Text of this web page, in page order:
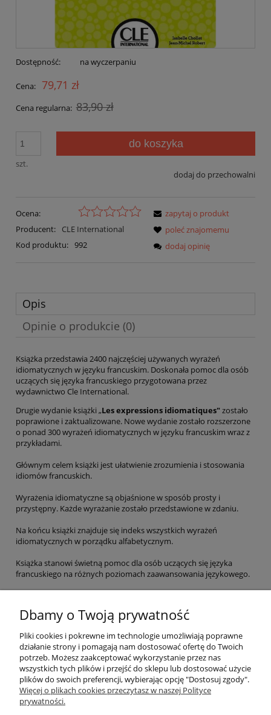
Dostępność: na wyczerpaniu
Cena: 79,71 zł
Cena regularna: 83,90 zł
szt.
do koszyka
dodaj do przechowalni
Ocena:
Producent:
CLE International
Kod produktu: 992
zapytaj o produkt
poleć znajomemu
dodaj opinię
Opis
Opinie o produkcie (0)
Książka przedstawia 2400 najczęściej używanych wyrażeń
idiomatycznych w języku francuskim. Doskonała pomoc dla osób
uczących się języka francuskiego przygotowana przez
wydawnictwo Cle International.
Drugie wydanie książki „Les expressions idiomatiques"zostało
poprawione i zaktualizowane. Nowe wydanie zostało rozszerzone
o ponad 300 wyrażeń idiomatycznych w języku francuskim wraz z
przykładami.
Głównym celem książki jest ułatwienie zrozumienia i stosowania
idiomów francuskich.
Wyrażenia idiomatyczne są objaśnione w sposób prosty i
przystępny. Każde wyrażanie zostało przedstawione w zdaniu.
Na końcu książki znajduje się indeks wszystkich wyrażeń
idiomatycznych w porządku alfabetycznym.
Książka stanowi świetną pomoc dla osób uczących się języka
francuskiego na różnych poziomach zaawansowania językowego.
EAN:9782090395143
ZAJRZYJ DO ŚRODKA
O nas
Płatności i dostawa
Dbamy o Twoją prywatność
Pliki cookies i pokrewne im technologie umożliwiają poprawne
działanie strony i pomagają nam dostosować ofertę do Twoich
potrzeb. Możesz zaakceptować wykorzystanie przez nas
wszystkich tych plików i przejść do sklepu lub dostosować użycie
plików do swoich preferencji, wybierając opcję "Dostosuj zgody".
Więcej o plikach cookies przeczytasz w naszej Polityce
prywatności.